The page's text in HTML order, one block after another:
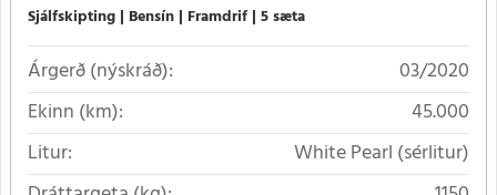
Sjálfskipting Bensín Framdrif 5 sæta
Árgerð (nýskráð):
03/2020
Ekinn (km):
45.000
Litur:
White Pearl (sérlitur)